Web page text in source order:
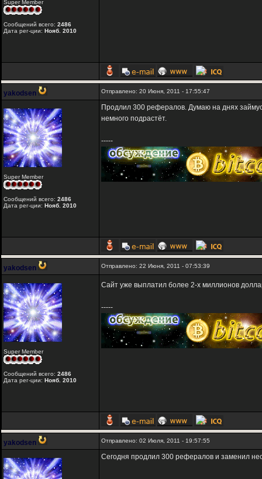
Super Member
Сообщений всего: 2486
Дата рег-ции: Нояб. 2010
yakodsen Отправлено: 20 Июня, 2011 - 17:55:47
Super Member
Сообщений всего: 2486
Дата рег-ции: Нояб. 2010
Продлил 300 рефералов. Думаю на днях
немного подрастёт.
-----
yakodsen Отправлено: 22 Июня, 2011 - 07:53:39
Super Member
Сообщений всего: 2486
Дата рег-ции: Нояб. 2010
Сайт уже выплатил более 2-х миллионов
-----
yakodsen Отправлено: 02 Июля, 2011 - 19:57:55
Сегодня продлил 300 рефералов и заменил